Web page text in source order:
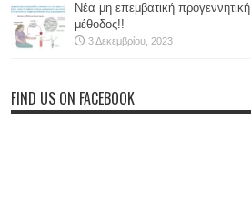
Νέα μη επεμβατική προγεννητική
μέθοδος!!
3 Δεκεμβρίου, 2023
FIND US ON FACEBOOK